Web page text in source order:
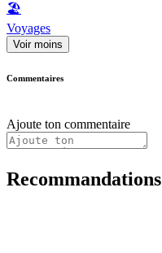
🏖
Voyages
Voir moins
Commentaires
Ajoute ton commentaire
Recommandations